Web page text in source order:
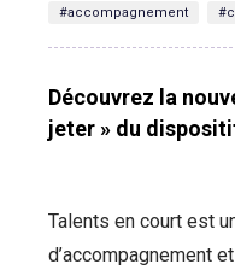
#accompagnement
Découvrez la
jeter » du
Talents en court est
d’accompagnement